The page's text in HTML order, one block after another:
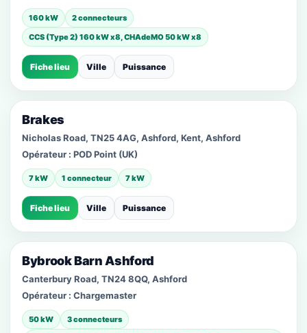
160 kW
2 connecteurs
CCS (Type 2) 160 kW x8, CHAdeMO 50 kW x8
Fiche lieu Ville Puissance
Brakes
Nicholas Road, TN25 4AG, Ashford, Kent, Ashford
Opérateur : POD Point (UK)
7 kW 1 connecteur 7 kW
Fiche lieu Ville Puissance
Bybrook Barn Ashford
Canterbury Road, TN24 8QQ, Ashford
Opérateur : Chargemaster
50 kW
3 connecteurs